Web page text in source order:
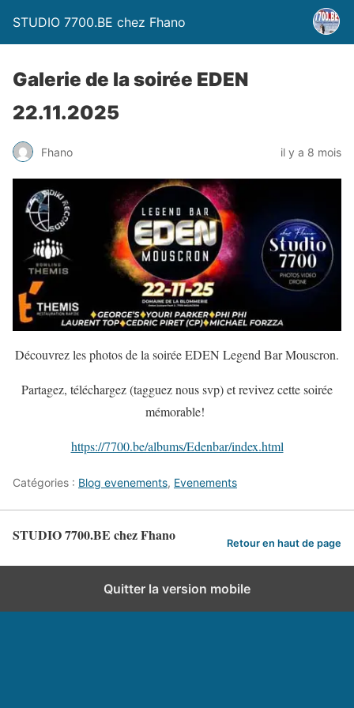
STUDIO 7700.BE chez Fhano
Galerie de la soirée EDEN
22.11.2025
Fhano il y a 8 mois
Découvrez les photos de la soirée EDEN Legend Bar Mouscron.
Partagez, téléchargez (tagguez nous svp) et revivez cette soirée
mémorable!
https://7700.be/albums/Edenbar/index.html
Catégories : Blog evenements, Evenements
STUDIO 7700.BE chez Fhano Retour en haut de page
Quitter la version mobile